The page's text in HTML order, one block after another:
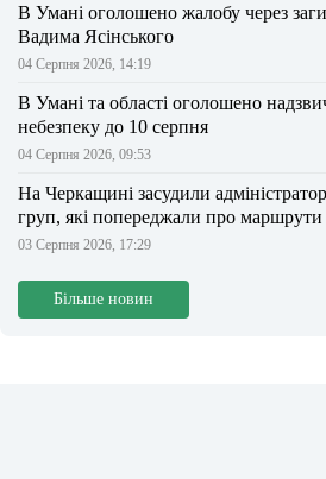
В Умані оголошено жалобу через
Вадима Ясінського
04 Серпня 2026, 14:19
В Умані та області оголошено
небезпеку до 10 серпня
04 Серпня 2026, 09:53
На Черкащині засудили
груп, які попереджали про маршрути
03 Серпня 2026, 17:29
Більше новин